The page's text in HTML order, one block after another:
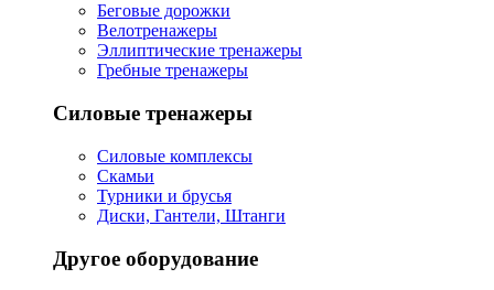
Беговые дорожки
Велотренажеры
Эллиптические тренажеры
Гребные тренажеры
Силовые тренажеры
Силовые комплексы
Скамьи
Турники и брусья
Диски, Гантели, Штанги
Другое оборудование